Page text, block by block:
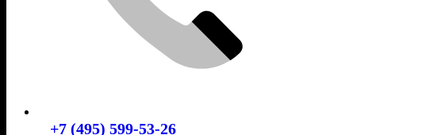
+7 (495) 599-53-26